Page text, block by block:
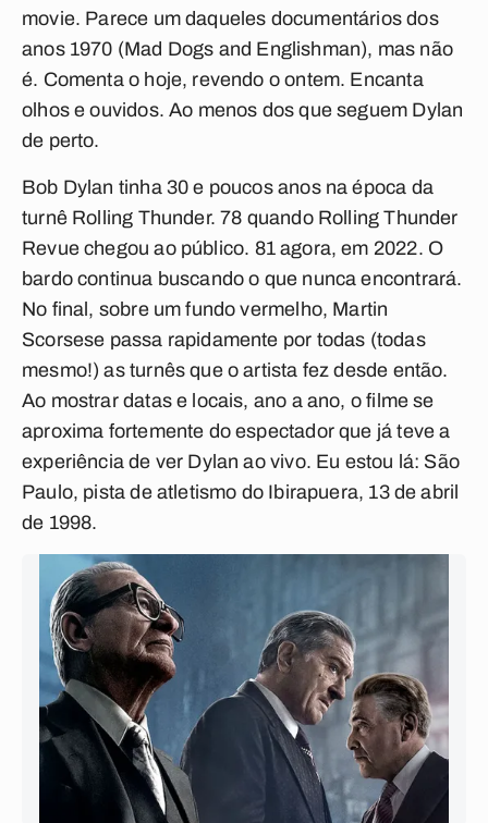
movie. Parece um daqueles documentários dos
anos 1970 (Mad Dogs and Englishman), mas não
é. Comenta o hoje, revendo o ontem. Encanta
olhos e ouvidos. Ao menos dos que seguem Dylan
de perto.
Bob Dylan tinha 30 e poucos anos na época da
turnê Rolling Thunder. 78 quando Rolling Thunder
Revue chegou ao público. 81 agora, em 2022. O
bardo continua buscando o que nunca encontrará.
No final, sobre um fundo vermelho, Martin
Scorsese passa rapidamente por todas (todas
mesmo!) as turnês que o artista fez desde então.
Ao mostrar datas e locais, ano a ano, o filme se
aproxima fortemente do espectador que já teve a
experiência de ver Dylan ao vivo. Eu estou lá: São
Paulo, pista de atletismo do Ibirapuera, 13 de abril
de 1998.